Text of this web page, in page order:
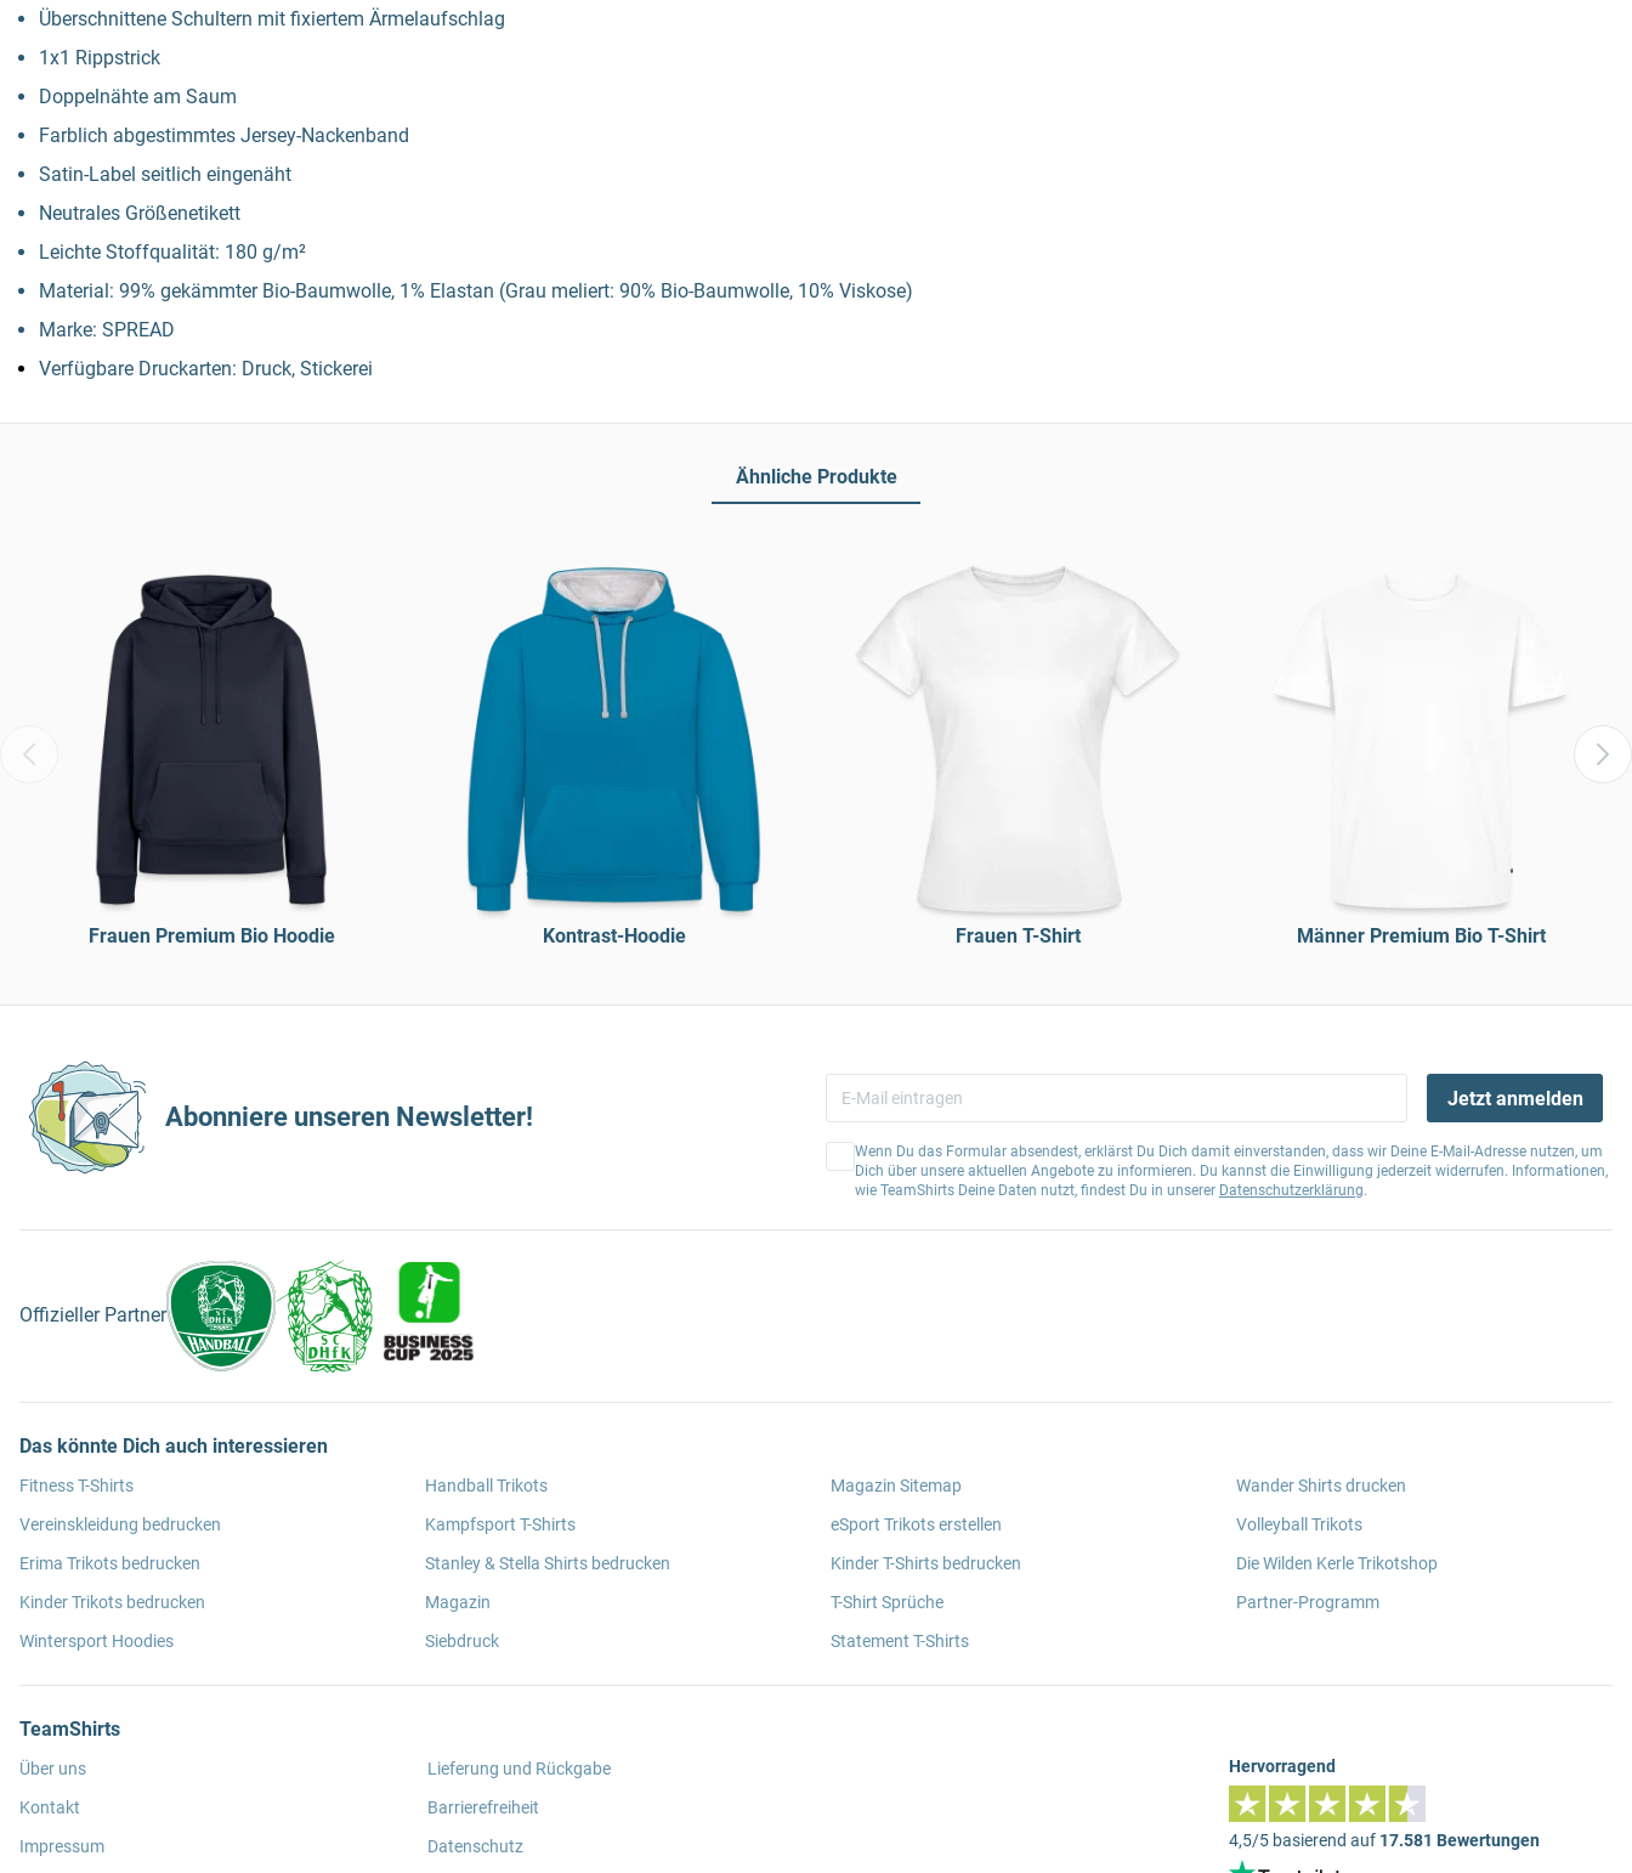
Überschnittene Schultern mit fixiertem Ärmelaufschlag
1x1 Rippstrick
Doppelnähte am Saum
Farblich abgestimmtes Jersey-Nackenband
Satin-Label seitlich eingenäht
Neutrales Größenetikett
Leichte Stoffqualität: 180 g/m²
Material: 99% gekämmter Bio-Baumwolle, 1% Elastan (Grau meliert: 90% Bio-Baumwolle, 10% Viskose)
Marke: SPREAD
Verfügbare Druckarten: Druck, Stickerei
Ähnliche Produkte
Frauen Premium Bio Hoodie Kontrast-Hoodie Frauen T-Shirt Männer Premium Bio T-Shirt
Abonniere unseren Newsletter!
Jetzt anmelden
Wenn Du das Formular absendest, erklärst Du Dich damit einverstanden, dass wir Deine E-Mail-Adresse nutzen, um
Dich über unsere aktuellen Angebote zu informieren. Du kannst die Einwilligung jederzeit widerrufen. Informationen,
wie TeamShirts Deine Daten nutzt, findest Du in unserer Datenschutzerklärung.
Offizieller Partner
Das könnte Dich auch interessieren
Fitness T-Shirts
Vereinskleidung bedrucken
Erima Trikots bedrucken
Kinder Trikots bedrucken
Wintersport Hoodies
Handball Trikots
Kampfsport T-Shirts
Stanley & Stella Shirts bedrucken
Magazin
Siebdruck
Magazin Sitemap
eSport Trikots erstellen
Kinder T-Shirts bedrucken
T-Shirt Sprüche
Statement T-Shirts
Wander Shirts drucken
Volleyball Trikots
Die Wilden Kerle Trikotshop
Partner-Programm
TeamShirts
Über uns
Kontakt
Impressum
Lieferung und Rückgabe
Barrierefreiheit
Datenschutz
Hervorragend
4,5/5 basierend auf 17.581 Bewertungen